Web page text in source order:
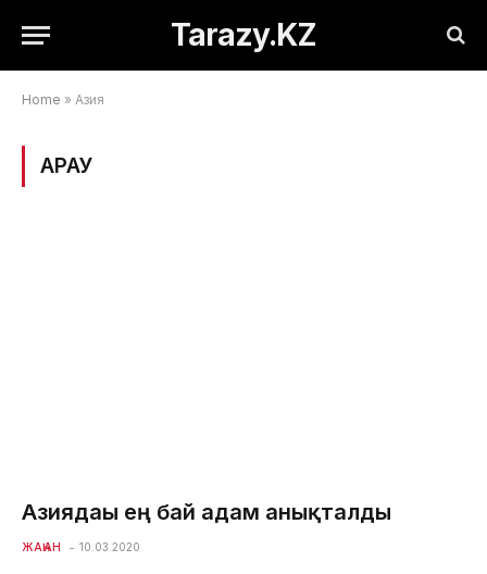
Tarazy.KZ
Home » Азия
ҚАРАУ
Азиядағы ең бай адам анықталды
ЖАҺАН 10.03.2020